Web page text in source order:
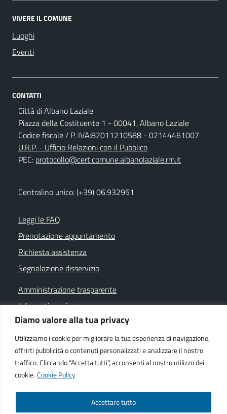
Diamo valore alla tua privacy
Utilizziamo i cookie per migliorare la tua esperienza di navigazione,
offrirti pubblicità o contenuti personalizzati e analizzare il nostro
traffico. Cliccando “Accetta tutti”, acconsenti al nostro utilizzo dei
cookie. Cookie Policy
Accettare tutto
VIVERE IL COMUNE
Luoghi
Eventi
CONTATTI
Città di Albano Laziale
Piazza della Costituente 1 - 00041, Albano Laziale
Codice fiscale / P. IVA:82011210588 - 02144461007
U.R.P. - Ufficio Relazioni con il Pubblico
PEC: protocollo@cert.comune.albanolaziale.rm.it
Centralino unico: (+39) 06.932951
Leggi le FAQ
Prenotazione appuntamento
Richiesta assistenza
Segnalazione disservizio
Amministrazione trasparente
Informativa privacy
Note legali
Dichiarazione di accessibilità
Cookie policy